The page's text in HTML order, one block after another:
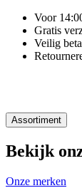
Voor
Gratis
Veilig
Assortiment
Bekijk
Onze merken